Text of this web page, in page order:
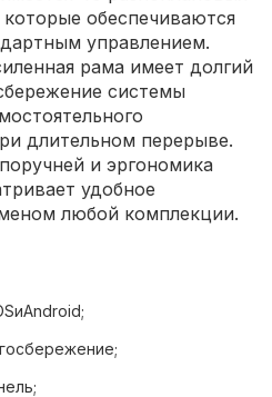
обеспечиваются
управлением.
рама имеет долгий
системы
длительном перерыве.
и эргономика
удобное
любой комплекции.